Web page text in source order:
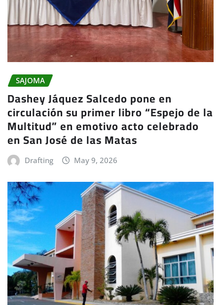
SAJOMA
Dashey Jáquez Salcedo pone en
circulación su primer libro “Espejo de la
Multitud” en emotivo acto celebrado
en San José de las Matas
Drafting May 9, 2026